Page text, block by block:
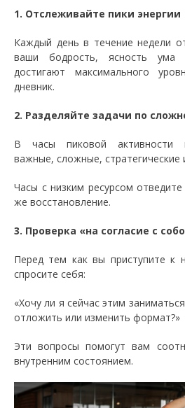
1. Отслеживайте пики энергии
Каждый день в течение недели
ваши бодрость, ясность ума
достигают максимального
дневник.
2. Разделяйте задачи по
В часы пиковой активности
важные, сложные, стратегические
Часы с низким ресурсом
же восстановление.
3. Проверка «на согласие с
Перед тем как вы приступите к
спросите себя:
«Хочу ли я сейчас этим
отложить или изменить формат?»
Эти вопросы помогут вам
внутренним состоянием.